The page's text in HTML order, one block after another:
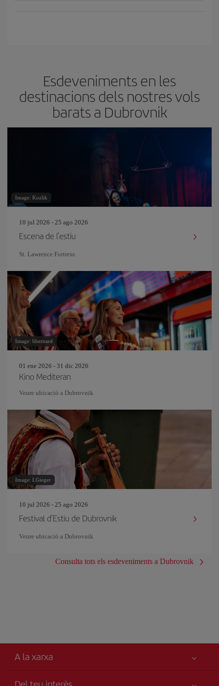
Esdeveniments en les
destinacions dels nostres vols
barats a Dubrovnik
Image: Kozlik
10 jul 2026 - 25 ago 2026
Escena de l'estiu
St. Lawrence Fortress
Image: bbernard
01 ene 2026 - 31 dic 2026
Kino Mediteran
Veure ubicació a Dubrovnik
Image: LGieger
10 jul 2026 - 25 ago 2026
Festival d'Estiu de Dubrovnik
Veure ubicació a Dubrovnik
Consulta tots els esdeveniments a Dubrovnik
A la xarxa